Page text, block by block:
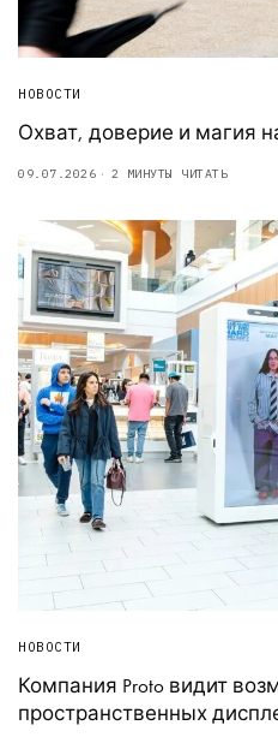
НОВОСТИ
Охват, доверие и магия
09.07.2026 2 МИНУТЫ ЧИТАТЬ
НОВОСТИ
Компания Proto видит
пространственных